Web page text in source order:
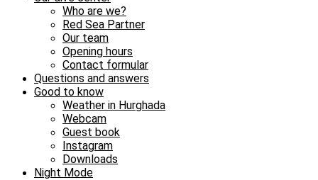
Who are we?
Red Sea Partner
Our team
Opening hours
Contact formular
Questions and answers
Good to know
Weather in Hurghada
Webcam
Guest book
Instagram
Downloads
Night Mode